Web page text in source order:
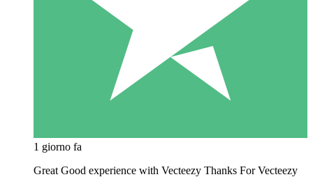
1 giorno fa
Great Good experience with Vecteezy Thanks For Vecteezy